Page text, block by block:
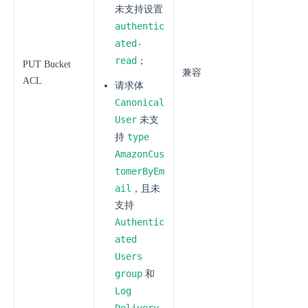
PUT Bucket
ACL
未支持设置
authentic
ated-
read ；
请求体
Canonical
User 未支
持 type
AmazonCus
tomerByEm
ail ，且未
支持
Authentic
ated
Users
group 和
Log
兼容